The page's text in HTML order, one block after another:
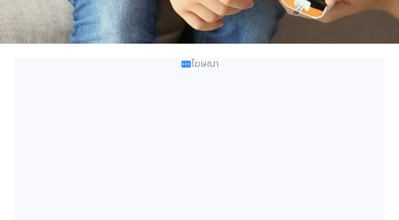
โฆษณา